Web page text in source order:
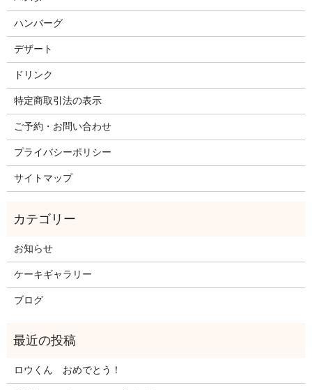
ハンバーグ
デザート
ドリンク
特定商取引法の表示
ご予約・お問い合わせ
プライバシーポリシー
サイトマップ
お知らせ
ケーキギャラリー
ブログ
ロウくん おめでとう！